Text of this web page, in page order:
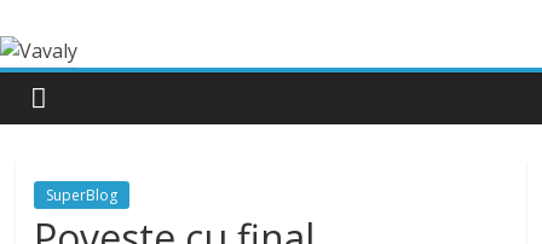
SuperBlog